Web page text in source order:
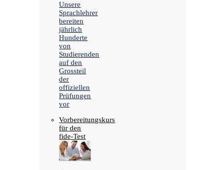
Unsere
Sprachlehrer
bereiten
jährlich
Hunderte
von
Studierenden
auf den
Grossteil
der
offiziellen
Prüfungen
vor
Vorbereitungskurs
für den
fide-Test